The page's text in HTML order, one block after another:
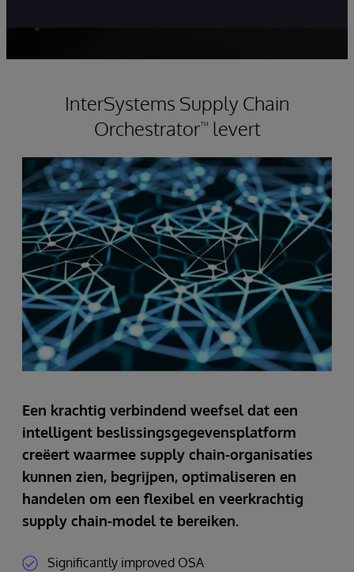
InterSystems Supply Chain
Orchestrator™ levert
Een krachtig verbindend weefsel dat een
intelligent beslissingsgegevensplatform
creëert waarmee supply chain-organisaties
kunnen zien, begrijpen, optimaliseren en
handelen om een flexibel en veerkrachtig
supply chain-model te bereiken.
Significantly improved OSA